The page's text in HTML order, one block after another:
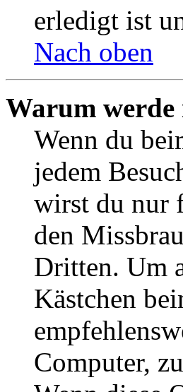
erledigt ist
Nach oben
Warum werde
Wenn du
jedem
wirst du nur
den
Dritten. Um
Kästchen
Computer,